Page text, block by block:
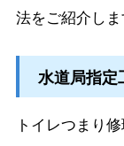
法をご紹介しま
水道局指定
トイレつまり